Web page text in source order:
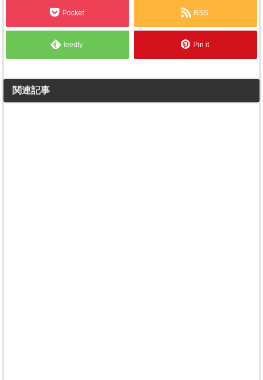
Pocket RSS
feedly Pin it
関連記事